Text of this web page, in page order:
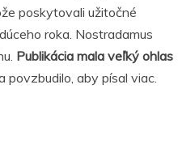
poskytovali užitočné
roka. Nostradamus
Publikácia mala veľký ohlas
povzbudilo, aby písal viac.